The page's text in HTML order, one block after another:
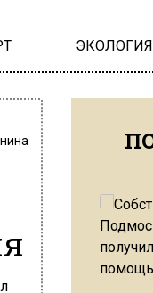
ЭКОЛОГИЯ